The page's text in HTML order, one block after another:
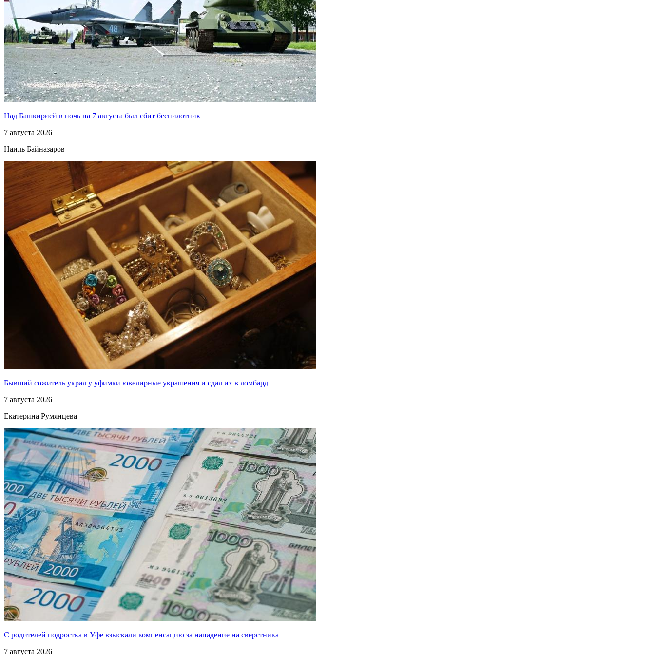
Над Башкирией в ночь на 7 августа был сбит беспилотник
7 августа 2026
Наиль Байназаров
Бывший сожитель украл у уфимки ювелирные украшения и сдал их в ломбард
7 августа 2026
Екатерина Румянцева
С родителей подростка в Уфе взыскали компенсацию за нападение на сверстника
7 августа 2026